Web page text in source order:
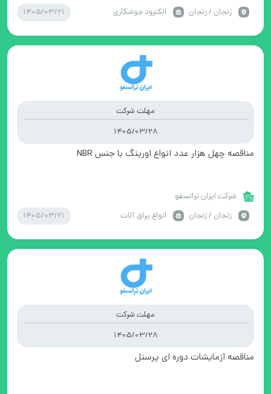
زنجان / زنجان
الکترود جوشکاری 1405/03/21
مهلت شرکت
1405/03/28
مناقصه چهل هزار عدد انواع اورینگ با جنس NBR
شرکت ایران ترانسفو
زنجان / زنجان
انواع یراق آلات 1405/03/21
مهلت شرکت
1405/03/28
مناقصه آزمایشات دوره ای پرسنل